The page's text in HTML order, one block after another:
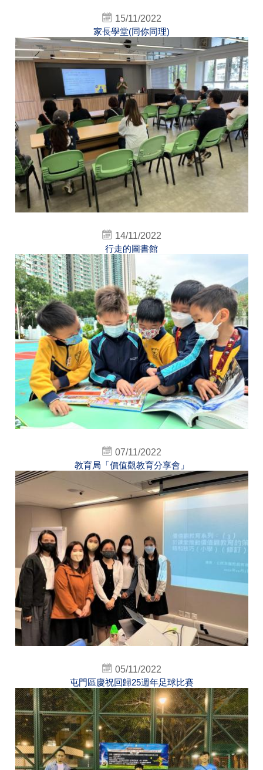
15/11/2022
家長學堂(同你同理)
14/11/2022
行走的圖書館
07/11/2022
教育局「價值觀教育分享會」
05/11/2022
屯門區慶祝回歸25週年足球比賽